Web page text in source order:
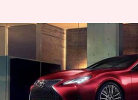
Lexus RC dan RC F
diluncurkan
pembaruan halus
menulis Bob Oct 16, 2023 11:42 am